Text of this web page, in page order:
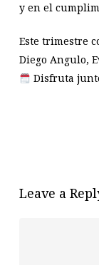
y en el
Este trimestre
Diego Angulo,
Disfruta
Leave a